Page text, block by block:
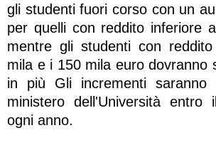
gli studenti fuori corso con un
per quelli con reddito inferiore
mentre gli studenti con
mila e i 150 mila euro dovranno
in più Gli incrementi saranno
ministero dell'Università
ogni anno.